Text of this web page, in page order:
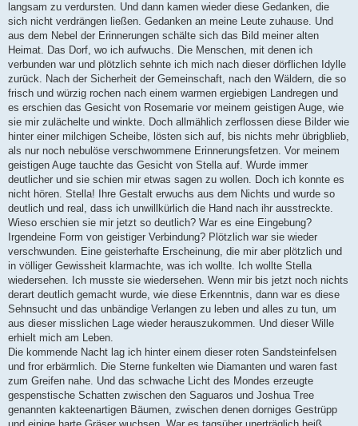
langsam zu verdursten. Und dann kamen wieder diese Gedanken, die
sich nicht verdrängen ließen. Gedanken an meine Leute zuhause. Und
aus dem Nebel der Erinnerungen schälte sich das Bild meiner alten
Heimat. Das Dorf, wo ich aufwuchs. Die Menschen, mit denen ich
verbunden war und plötzlich sehnte ich mich nach dieser dörflichen Idylle
zurück. Nach der Sicherheit der Gemeinschaft, nach den Wäldern, die so
frisch und würzig rochen nach einem warmen ergiebigen Landregen und
es erschien das Gesicht von Rosemarie vor meinem geistigen Auge, wie
sie mir zulächelte und winkte. Doch allmählich zerflossen diese Bilder wie
hinter einer milchigen Scheibe, lösten sich auf, bis nichts mehr übrigblieb,
als nur noch nebulöse verschwommene Erinnerungsfetzen. Vor meinem
geistigen Auge tauchte das Gesicht von Stella auf. Wurde immer
deutlicher und sie schien mir etwas sagen zu wollen. Doch ich konnte es
nicht hören. Stella! Ihre Gestalt erwuchs aus dem Nichts und wurde so
deutlich und real, dass ich unwillkürlich die Hand nach ihr ausstreckte.
Wieso erschien sie mir jetzt so deutlich? War es eine Eingebung?
Irgendeine Form von geistiger Verbindung? Plötzlich war sie wieder
verschwunden. Eine geisterhafte Erscheinung, die mir aber plötzlich und
in völliger Gewissheit klarmachte, was ich wollte. Ich wollte Stella
wiedersehen. Ich musste sie wiedersehen. Wenn mir bis jetzt noch nichts
derart deutlich gemacht wurde, wie diese Erkenntnis, dann war es diese
Sehnsucht und das unbändige Verlangen zu leben und alles zu tun, um
aus dieser misslichen Lage wieder herauszukommen. Und dieser Wille
erhielt mich am Leben.
Die kommende Nacht lag ich hinter einem dieser roten Sandsteinfelsen
und fror erbärmlich. Die Sterne funkelten wie Diamanten und waren fast
zum Greifen nahe. Und das schwache Licht des Mondes erzeugte
gespenstische Schatten zwischen den Saguaros und Joshua Tree
genannten kakteenartigen Bäumen, zwischen denen dorniges Gestrüpp